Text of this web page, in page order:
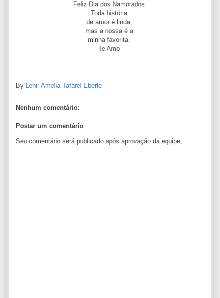
Feliz Dia dos Namorados
Toda história
de amor é linda,
mas a nossa é a
minha favorita.
Te Amo
By Lenir Amelia Tafarel Eberle
Nenhum comentário:
Postar um comentário
Seu comentário será publicado após aprovação da equipe;